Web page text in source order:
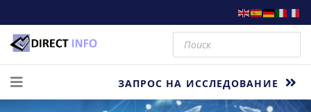
ЗАПРОС НА ИССЛЕДОВАНИЕ